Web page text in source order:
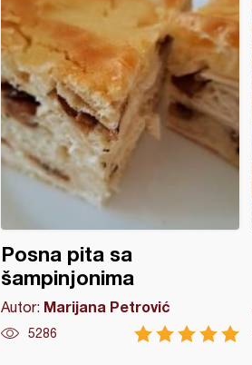
Posna pita sa
šampinjonima
Autor: Marijana Petrović
5286